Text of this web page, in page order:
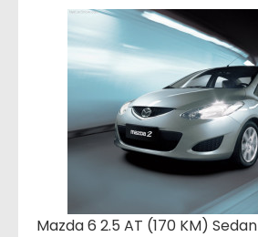
Mazda 6 2.5 AT (170 KM) Sedan